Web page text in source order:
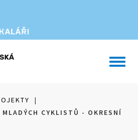
|
CYKLISTŮ - OKRESNÍ